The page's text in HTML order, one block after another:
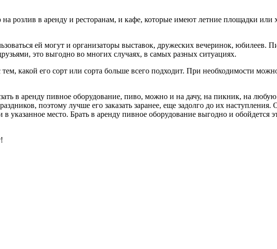
розлив в аренду и ресторанам, и кафе, которые имеют летние площадки или
ей могут и организаторы выставок, дружеских вечеринок, юбилеев.
это выгодно во многих случаях, в самых разных ситуациях.
какой его сорт или сорта больше всего подходит. При необходимости
в аренду пивное оборудование, пиво, можно и на дачу, на пикник, на
поэтому лучше его заказать заранее, еще задолго до их
указанное место. Брать в аренду пивное оборудование выгодно и обойдется